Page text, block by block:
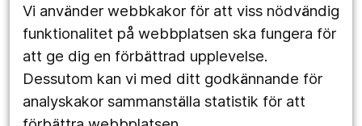
Vi använder webbkakor för att viss nödvändig
funktionalitet på webbplatsen ska fungera för
att ge dig en förbättrad upplevelse.
Dessutom kan vi med ditt godkännande för
analyskakor sammanställa statistik för att
Utveckling
Följ oss
Facebook